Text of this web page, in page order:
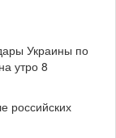
российских